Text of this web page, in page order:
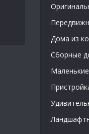
Дома из
Сборные